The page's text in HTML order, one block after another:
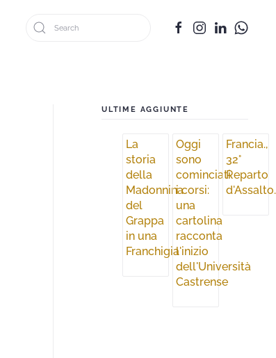
ULTIME AGGIUNTE
La
storia
della
Madonnina
del
Grappa
in una
Franchigia
Oggi
sono
cominciati
i corsi:
una
cartolina
racconta
l'inizio
dell'Università
Castrense
Francia.,
32°
Reparto
d'Assalto.